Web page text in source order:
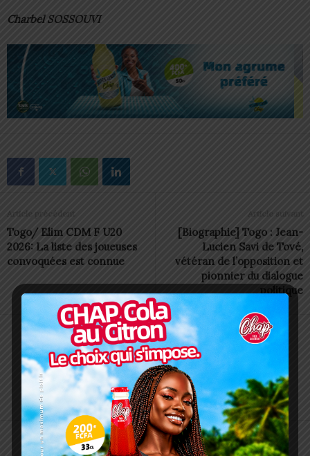
Charbel SOSSOUVI
Article précédent
Togo/ Elim CDM F U20
2026: La liste des joueuses
convoquées est connue
Article suivant
[Biographie] Togo : Jean-
Lucien Savi de Tové,
vétéran de l’opposition et
pionnier du dialogue
politique
Alida AKAKPO
ARTICLES CONNEXES PLUS DE L'AUTEUR